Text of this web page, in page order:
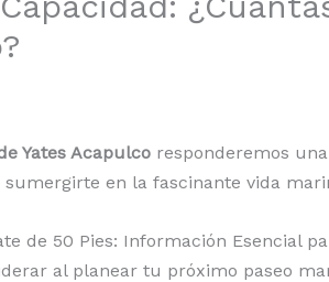
Yates Acapulco responderemos
sumergirte en la fascinante vida
de 50 Pies: Información Esencial
al planear tu próximo paseo